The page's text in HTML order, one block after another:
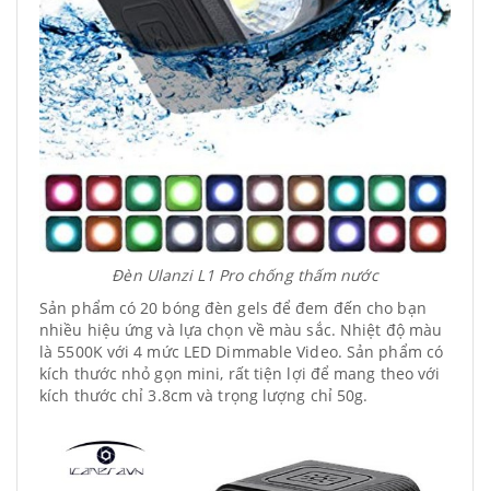
Đèn Ulanzi L1 Pro chống thấm nước
Sản phẩm có 20 bóng đèn gels để đem đến cho bạn
nhiều hiệu ứng và lựa chọn về màu sắc. Nhiệt độ màu
là 5500K với 4 mức LED Dimmable Video. Sản phẩm có
kích thước nhỏ gọn mini, rất tiện lợi để mang theo với
kích thước chỉ 3.8cm và trọng lượng chỉ 50g.